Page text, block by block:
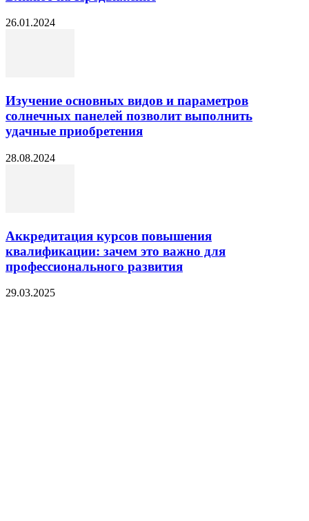
26.01.2024
Изучение основных видов и параметров
солнечных панелей позволит выполнить
удачные приобретения
28.08.2024
Аккредитация курсов повышения
квалификации: зачем это важно для
профессионального развития
29.03.2025